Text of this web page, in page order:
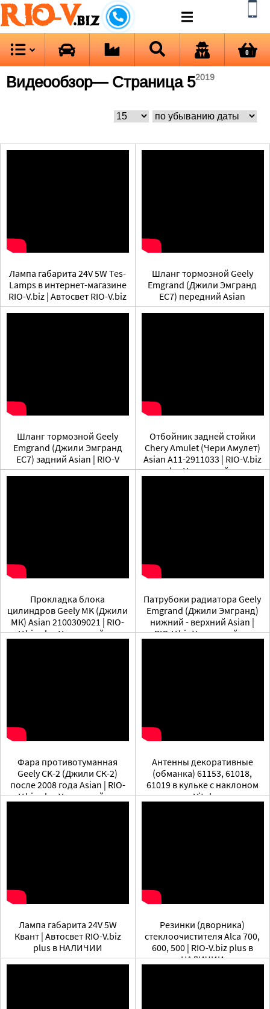
RIO-V.biz
0
Видеообзор— Страница 52019
Лампа габарита 24V 5W Tes-
Lamps в интернет-магазине
RIO-V.biz | Автосвет RIO-V.biz
Шланг тормозной Geely
Emgrand (Джили Эмгранд
ЕС7) передний Asian
Шланг тормозной Geely
Emgrand (Джили Эмгранд
ЕС7) задний Asian | RIO-V
Отбойник задней стойки
Chery Amulet (Чери Амулет)
Asian A11-2911033 | RIO-V.biz
plus Уголок тайны
Прокладка блока
цилиндров Geely MK (Джили
МК) Asian 2100309021 | RIO-
V.biz plus Уголок тайны
Патрубоки радиатора Geely
Emgrand (Джили Эмгранд)
нижний - верхний Asian |
RIO-V.biz Уголок тайны
Фара противотуманная
Geely CK-2 (Джили СК-2)
после 2008 года Asian | RIO-
V.biz plus Уголок тайны
Антенны декоративные
(обманка) 61153, 61018,
61019 в кульке с наклоном
Vitol
Лампа габарита 24V 5W
Квант | Автосвет RIO-V.biz
plus в НАЛИЧИИ
Резинки (дворника)
стеклоочистителя Alca 700,
600, 500 | RIO-V.biz plus в
НАЛИЧИИ